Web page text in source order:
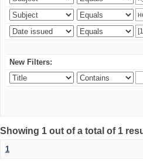
New Filters:
Showing 1 out of a total of 1
1